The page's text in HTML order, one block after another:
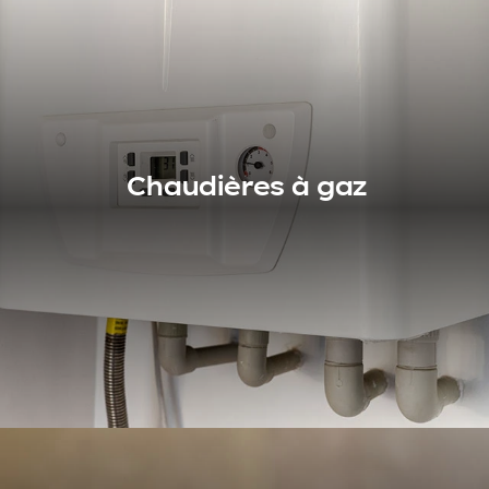
Batteries et
bornes de recharge
Propriétaire d'un véhicule électrique ? Et si vous faisiez
installer une borne de recharge sur votre propriété ? Un
pas de plus vers l'écologie et [...]
Voir nos produits
Chaudières à gaz